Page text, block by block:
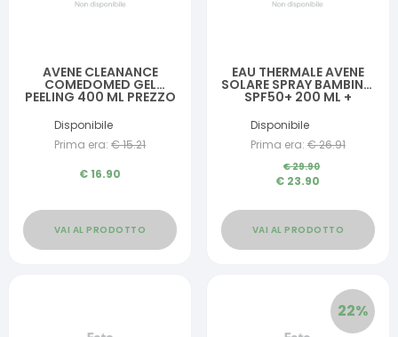
AVENE CLEANANCE
COMEDOMED GEL
PEELING 400 ML PREZZO
Disponibile
Prima era: €15.21
€16.90
VAI AL PRODOTTO
EAU THERMALE AVENE
SOLARE SPRAY BAMBINO
SPF50+ 200 ML +
DOPOSOLE 50 ML
Disponibile
Prima era: €26.91
€29.90
€ 23.90
VAI AL PRODOTTO
22%